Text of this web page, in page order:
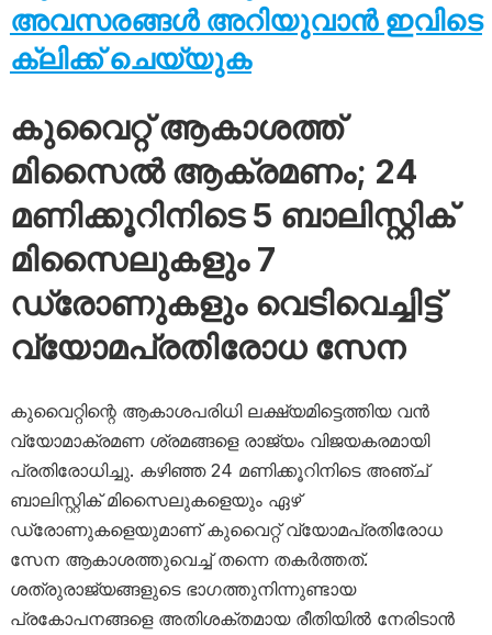
അവസരങ്ങൾ അറിയുവാൻ ഇവിടെ
ക്ലിക്ക് ചെയ്യുക
കുവൈറ്റ് ആകാശത്ത്
മിസൈൽ ആക്രമണം; 24
മണിക്കൂറിനിടെ 5 ബാലിസ്റ്റിക്
മിസൈലുകളും 7
ഡ്രോണുകളും വെടിവെച്ചിട്ട്
വ്യോമപ്രതിരോധ സേന
കുവൈറ്റിന്റെ ആകാശപരിധി ലക്ഷ്യമിട്ടെത്തിയ വൻ
വ്യോമാക്രമണ ശ്രമങ്ങളെ രാജ്യം വിജയകരമായി
പ്രതിരോധിച്ചു. കഴിഞ്ഞ 24 മണിക്കൂറിനിടെ അഞ്ച്
ബാലിസ്റ്റിക് മിസൈലുകളെയും ഏഴ്
ഡ്രോണുകളെയുമാണ് കുവൈറ്റ് വ്യോമപ്രതിരോധ
സേന ആകാശത്തുവെച്ച് തന്നെ തകർത്തത്.
ശത്രുരാജ്യങ്ങളുടെ ഭാഗത്തുനിന്നുണ്ടായ
പ്രകോപനങ്ങളെ അതിശക്തമായ രീതിയിൽ നേരിടാൻ